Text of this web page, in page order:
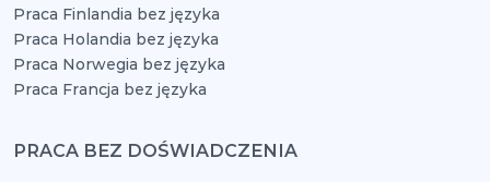
Praca Finlandia bez języka
Praca Holandia bez języka
Praca Norwegia bez języka
Praca Francja bez języka
PRACA BEZ DOŚWIADCZENIA